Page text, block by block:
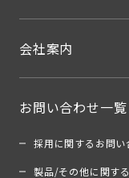
会社案内
お問い合わせ一覧
採用に関するお問い
製品/その他に関す